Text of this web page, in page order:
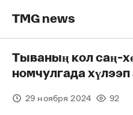
TMG news
Тываның кол саң-
номчулгада хүлээп
29 ноября 2024 92